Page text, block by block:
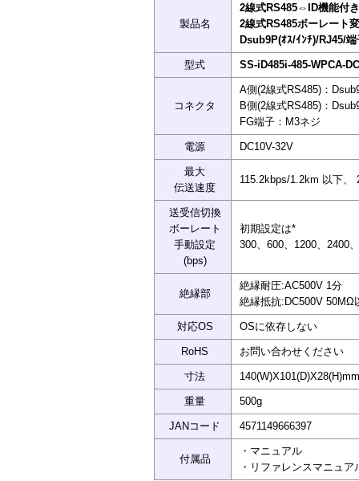
製品名
2線式RS485⇔ID機能付
2線式RS485ボーレート
Dsub9P(ｵｽ/ｲﾝﾁ)/RJ45/
型式 SS-iD485i-485-WPCA-DC
コネクタ
A側(2線式RS485)：
B側(2線式RS485)：
FG端子：M3ネジ
電源 DC10V-32V
最大
伝送速度
115.2kbps/1.2km 以下、
送受信切換
ボーレート
手動設定
(bps)
初期設定は*
300、600、1200、2400
絶縁部
絶縁耐圧:AC500V 1分
絶縁抵抗:DC500V 50MΩ
対応OS OSに依存しない
RoHS お問い合わせください
寸法
重量 500g
JANコード 4571149666397
付属品
・マニュアル
・リファレンスマニュア